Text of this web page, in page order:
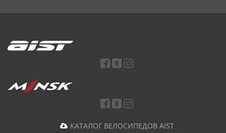
КАТАЛОГ ВЕЛОСИПЕДОВ AIST